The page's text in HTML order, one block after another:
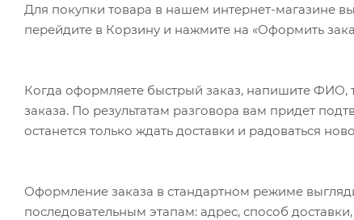
Для покупки товара в нашем интернет-магазине
перейдите в Корзину и нажмите на «Оформить
Когда оформляете быстрый заказ, напишите ФИО,
заказа. По результатам разговора вам придет
останется только ждать доставки и радоваться
Оформление заказа в стандартном режиме
последовательным этапам: адрес, способ